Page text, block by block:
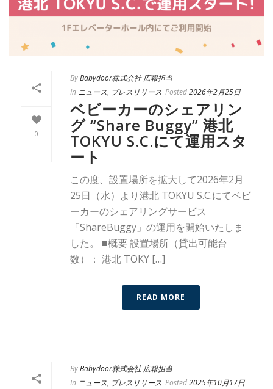
0
ByBabydoor株式会社 広報担当
In ニュース, プレスリリース Posted2026年2月25日
ベビーカーのシェアリン
グ “Share Buggy” 港北
TOKYU S.C.にて運用スタ
ート
この度、設置場所を拡大して2026年2月
25日（水）より港北 TOKYU S.C.にてベビ
ーカーのシェアリングサービス
「ShareBuggy」の運用を開始いたしま
した。 ■概要 設置場所（貸出可能台
数）： 港北 TOKY […]
READ MORE
ByBabydoor株式会社 広報担当
In ニュース, プレスリリース Posted2025年10月17日